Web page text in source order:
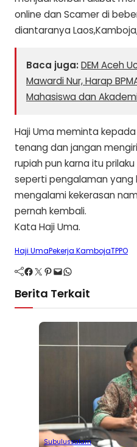
online dan Scamer di
diantaranya
Baca juga:DEM Aceh
Mawardi Nur, Harap
Mahasiswa dan
Haji Uma meminta
tenang dan jangan
rupiah pun karna itu
seperti pengalaman yang
mengalami kekerasan
pernah kembali.
Kata Haji Uma.
Haji UmaPekerja KambojaTPPO
Facebook Twitter Pinterest Mail WhatsApp
Berita Terkait
Subulussalam